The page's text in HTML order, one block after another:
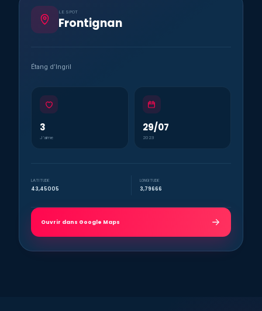
LE SPOT
Frontignan
Étang d’Ingril
3
J’aime
29/07
2023
LATITUDE
43,45005
LONGITUDE
3,79666
Ouvrir dans Google Maps